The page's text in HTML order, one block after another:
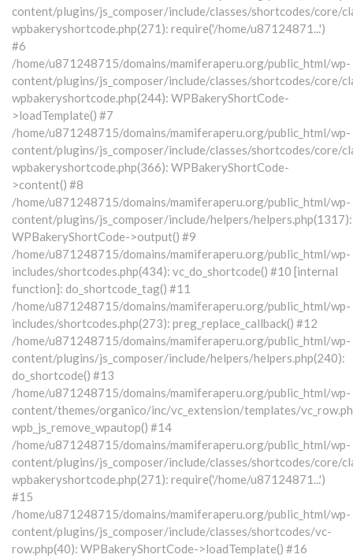
content/plugins/js_composer/include/classes/shortcodes/core/
wpbakeryshortcode.php(271): require('/home/u87124871...')
#6
/home/u871248715/domains/mamiferaperu.org/public_html/wp-
content/plugins/js_composer/include/classes/shortcodes/core/
wpbakeryshortcode.php(244): WPBakeryShortCode-
>loadTemplate() #7
/home/u871248715/domains/mamiferaperu.org/public_html/wp-
content/plugins/js_composer/include/classes/shortcodes/core/
wpbakeryshortcode.php(366): WPBakeryShortCode-
>content() #8
/home/u871248715/domains/mamiferaperu.org/public_html/wp-
content/plugins/js_composer/include/helpers/helpers.php(1317):
WPBakeryShortCode->output() #9
/home/u871248715/domains/mamiferaperu.org/public_html/wp-
includes/shortcodes.php(434): vc_do_shortcode() #10 [internal
function]: do_shortcode_tag() #11
/home/u871248715/domains/mamiferaperu.org/public_html/wp-
includes/shortcodes.php(273): preg_replace_callback() #12
/home/u871248715/domains/mamiferaperu.org/public_html/wp-
content/plugins/js_composer/include/helpers/helpers.php(240):
do_shortcode() #13
/home/u871248715/domains/mamiferaperu.org/public_html/wp-
content/themes/organico/inc/vc_extension/templates/
wpb_js_remove_wpautop() #14
/home/u871248715/domains/mamiferaperu.org/public_html/wp-
content/plugins/js_composer/include/classes/shortcodes/core/
wpbakeryshortcode.php(271): require('/home/u87124871...')
#15
/home/u871248715/domains/mamiferaperu.org/public_html/wp-
content/plugins/js_composer/include/classes/shortcodes/vc-
row.php(40): WPBakeryShortCode->loadTemplate() #16